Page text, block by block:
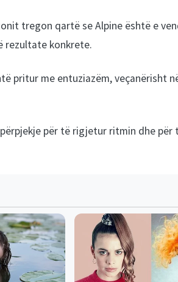
tregon qartë se Alpine është e
rezultate konkrete.
pritur me entuziazëm, veçanërisht
për të rigjetur ritmin dhe